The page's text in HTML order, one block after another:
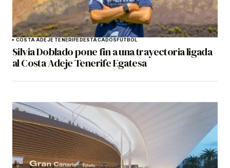
COSTA ADEJE TENERIFEDESTACADOSFÚTBOL
Silvia Doblado pone fin a una trayectoria ligada
al Costa Adeje Tenerife Egatesa